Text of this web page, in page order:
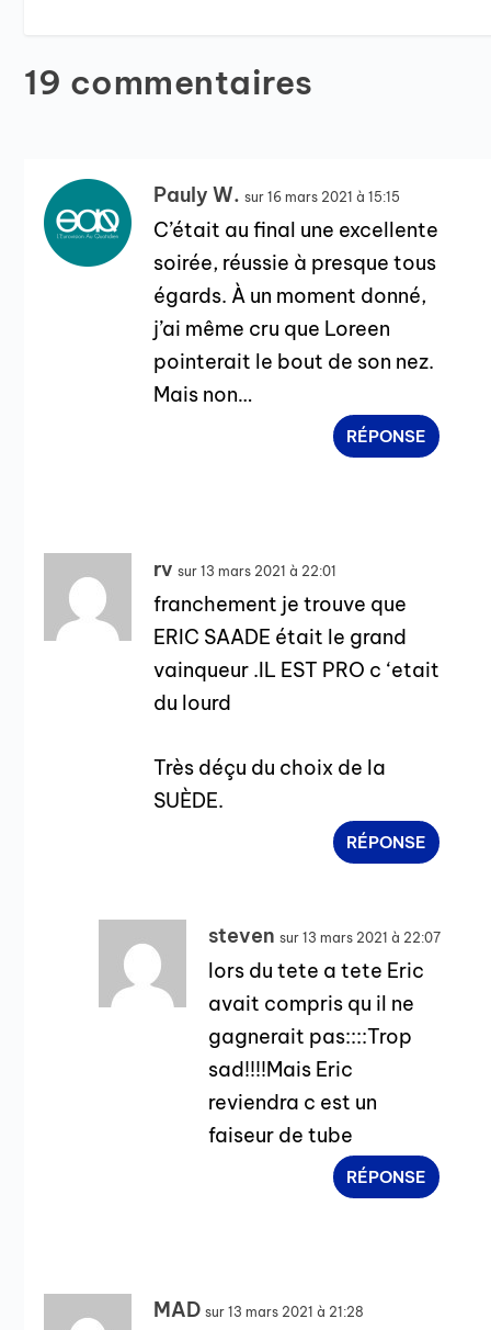
19 commentaires
Pauly W. sur 16 mars 2021 à 15:15
C’était au final une excellente
soirée, réussie à presque tous
égards. À un moment donné,
j’ai même cru que Loreen
pointerait le bout de son nez.
Mais non…
RÉPONSE
rv sur 13 mars 2021 à 22:01
franchement je trouve que
ERIC SAADE était le grand
vainqueur .IL EST PRO c ‘etait
du lourd
Très déçu du choix de la
SUÈDE.
RÉPONSE
steven sur 13 mars 2021 à 22:07
lors du tete a tete Eric
avait compris qu il ne
gagnerait pas::::Trop
sad!!!!Mais Eric
reviendra c est un
faiseur de tube
RÉPONSE
MAD sur 13 mars 2021 à 21:28